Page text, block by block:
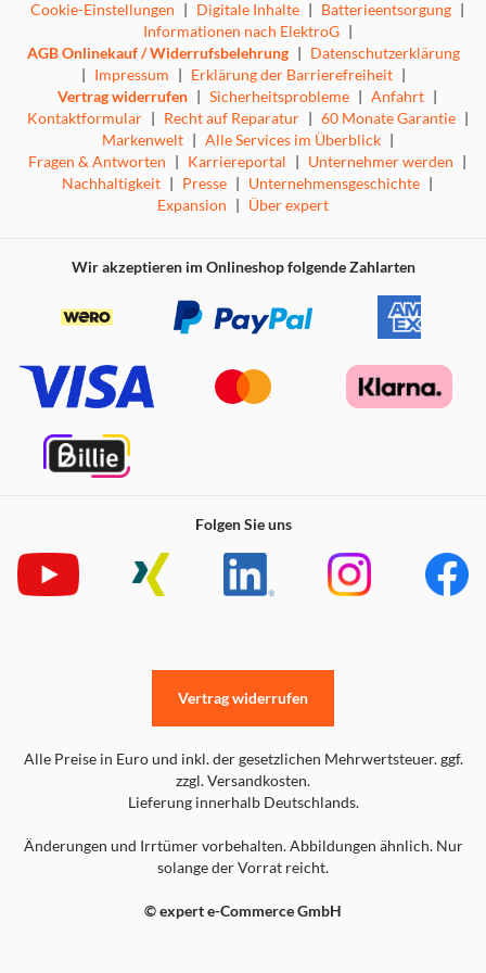
Cookie-Einstellungen | Digitale Inhalte | Batterieentsorgung |
Informationen nach ElektroG |
AGB Onlinekauf / Widerrufsbelehrung | Datenschutzerklärung
| Impressum | Erklärung der Barrierefreiheit |
Vertrag widerrufen | Sicherheitsprobleme | Anfahrt |
Kontaktformular | Recht auf Reparatur | 60 Monate Garantie |
Markenwelt | Alle Services im Überblick |
Fragen & Antworten | Karriereportal | Unternehmer werden |
Nachhaltigkeit | Presse | Unternehmensgeschichte |
Expansion | Über expert
Wir akzeptieren im Onlineshop folgende Zahlarten
Folgen Sie uns
Alle Preise in Euro und inkl. der gesetzlichen Mehrwertsteuer. ggf.
zzgl. Versandkosten.
Lieferung innerhalb Deutschlands.
Änderungen und Irrtümer vorbehalten. Abbildungen ähnlich. Nur
solange der Vorrat reicht.
© expert e-Commerce GmbH
Vertrag widerrufen